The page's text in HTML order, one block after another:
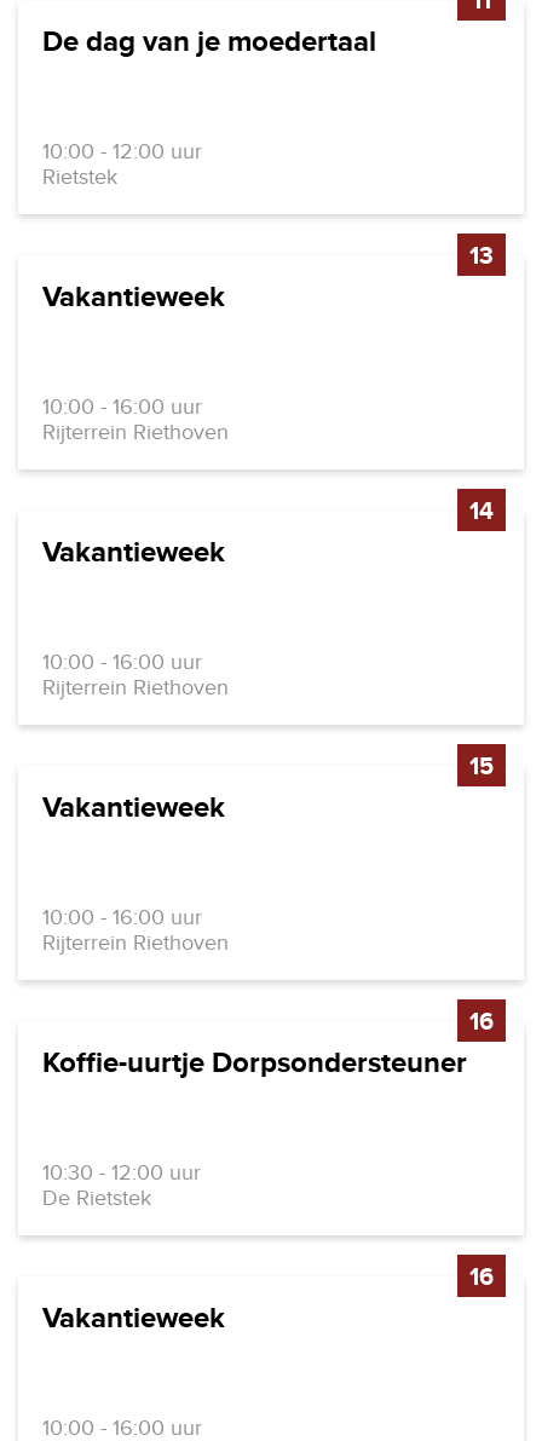
De dag van je moedertaal
10:00 - 12:00 uur
Rietstek
13
Vakantieweek
10:00 - 16:00 uur
Rijterrein Riethoven
14
Vakantieweek
10:00 - 16:00 uur
Rijterrein Riethoven
15
Vakantieweek
10:00 - 16:00 uur
Rijterrein Riethoven
16
Koffie-uurtje Dorpsondersteuner
10:30 - 12:00 uur
De Rietstek
16
Vakantieweek
10:00 - 16:00 uur